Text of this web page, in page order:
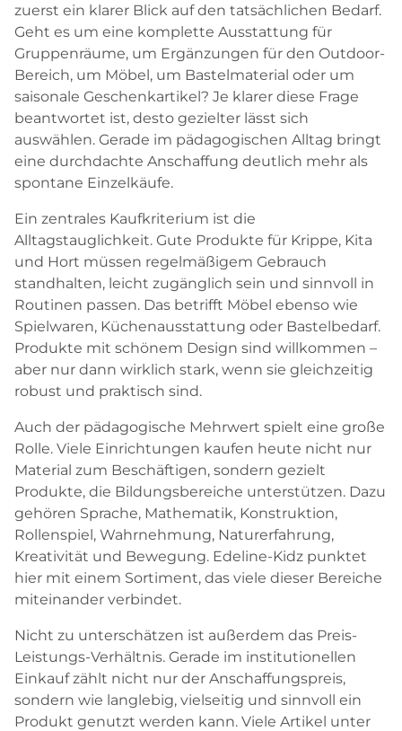
zuerst ein klarer Blick auf den tatsächlichen Bedarf.
Geht es um eine komplette Ausstattung für
Gruppenräume, um Ergänzungen für den Outdoor-
Bereich, um Möbel, um Bastelmaterial oder um
saisonale Geschenkartikel? Je klarer diese Frage
beantwortet ist, desto gezielter lässt sich
auswählen. Gerade im pädagogischen Alltag bringt
eine durchdachte Anschaffung deutlich mehr als
spontane Einzelkäufe.
Ein zentrales Kaufkriterium ist die
Alltagstauglichkeit. Gute Produkte für Krippe, Kita
und Hort müssen regelmäßigem Gebrauch
standhalten, leicht zugänglich sein und sinnvoll in
Routinen passen. Das betrifft Möbel ebenso wie
Spielwaren, Küchenausstattung oder Bastelbedarf.
Produkte mit schönem Design sind willkommen –
aber nur dann wirklich stark, wenn sie gleichzeitig
robust und praktisch sind.
Auch der pädagogische Mehrwert spielt eine große
Rolle. Viele Einrichtungen kaufen heute nicht nur
Material zum Beschäftigen, sondern gezielt
Produkte, die Bildungsbereiche unterstützen. Dazu
gehören Sprache, Mathematik, Konstruktion,
Rollenspiel, Wahrnehmung, Naturerfahrung,
Kreativität und Bewegung. Edeline-Kidz punktet
hier mit einem Sortiment, das viele dieser Bereiche
miteinander verbindet.
Nicht zu unterschätzen ist außerdem das Preis-
Leistungs-Verhältnis. Gerade im institutionellen
Einkauf zählt nicht nur der Anschaffungspreis,
sondern wie langlebig, vielseitig und sinnvoll ein
Produkt genutzt werden kann. Viele Artikel unter